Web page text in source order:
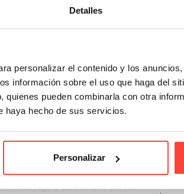
Detalles
personalizar el contenido y los
información sobre el uso que haga del
pueden combinarla con otra
haya hecho de sus servicios.
Personalizar
Caja troquelada de cartón
para palas de pádel
Referencia: CM10720
2,99 €
(s)
un libro tenemos dos retos.
un embalaje de la medida del libro pero no
más seguro para nuestro producto.